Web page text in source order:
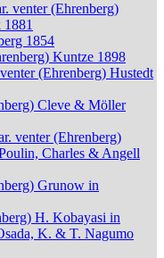
venter (Ehrenberg)
1854
Kuntze 1898
(Ehrenberg) Hustedt
Cleve & Möller
venter (Ehrenberg)
Charles & Angell
Grunow in
H. Kobayasi in
K. & T. Nagumo